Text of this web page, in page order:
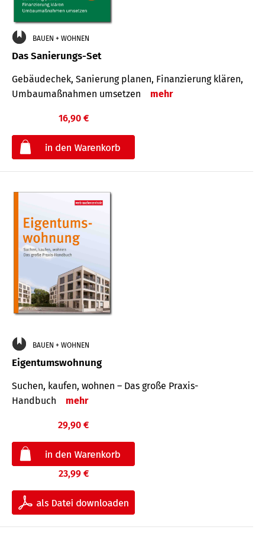
BAUEN + WOHNEN
Das Sanierungs-Set
Gebäudechek, Sanierung planen, Finanzierung klären,
Umbaumaßnahmen umsetzen
mehr
16,90 €
BAUEN + WOHNEN
Eigentumswohnung
Suchen, kaufen, wohnen – Das große Praxis-
Handbuch
mehr
29,90 €
23,99 €